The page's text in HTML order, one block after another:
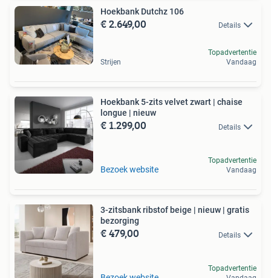
Hoekbank Dutchz 106
€ 2.649,00 Details
Strijen
Topadvertentie
Vandaag
Hoekbank 5-zits velvet zwart | chaise
longue | nieuw
€ 1.299,00 Details
Bezoek website
Topadvertentie
Vandaag
3-zitsbank ribstof beige | nieuw | gratis
bezorging
€ 479,00 Details
Topadvertentie